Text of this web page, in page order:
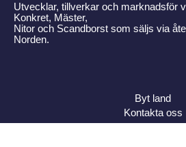
Utvecklar, tillverkar och marknadsför
Konkret, Mäster,
Nitor och Scandborst som säljs via
Norden.
Byt land
Kontakta oss
Om Alfort